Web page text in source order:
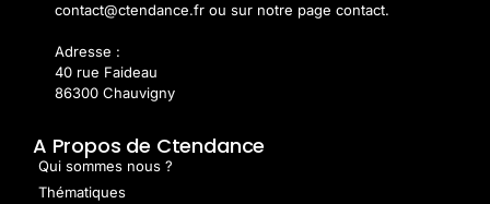
contact@ctendance.fr ou sur notre page contact.
Adresse :
40 rue Faideau
86300 Chauvigny
A Propos de Ctendance
Qui sommes nous ?
Thématiques